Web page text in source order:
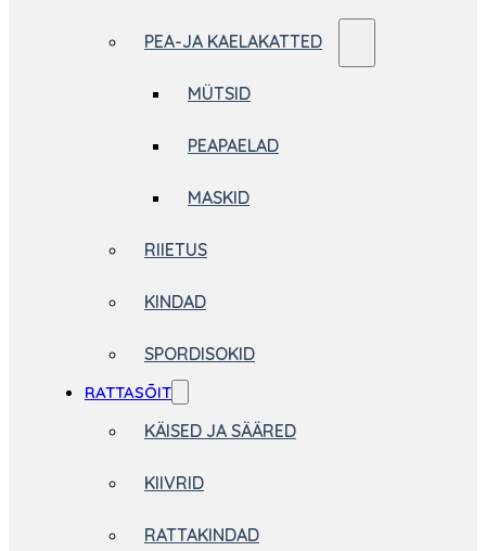
PEA-JA KAELAKATTED
MÜTSID
PEAPAELAD
MASKID
RIIETUS
KINDAD
SPORDISOKID
RATTASÕIT
KÄISED JA SÄÄRED
KIIVRID
RATTAKINDAD